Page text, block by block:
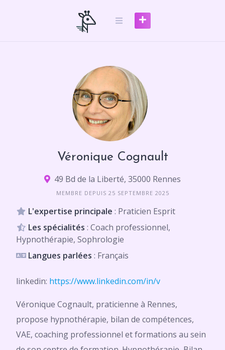
Véronique Cognault
49 Bd de la Liberté, 35000 Rennes
MEMBRE DEPUIS 25 SEPTEMBRE 2025
L'expertise principale : Praticien Esprit
Les spécialités : Coach professionnel,
Hypnothérapie, Sophrologie
Langues parlées : Français
linkedin: https://www.linkedin.com/in/v
Véronique Cognault, praticienne à Rennes,
propose hypnothérapie, bilan de compétences,
VAE, coaching professionnel et formations au sein